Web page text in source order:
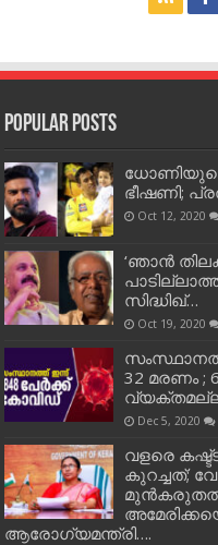
Popular Posts
ഭീഷണി;
Oct 12, 2020
‘ഞാന്‍
സിദ്ധിഖ്…
Oct 19, 2020
32 മരണം ;
Dec 5, 2020
വളരെ
കുറച്ചത്;
മുൻകരുതൽ
ആരോഗ്യമന്ത്രി….